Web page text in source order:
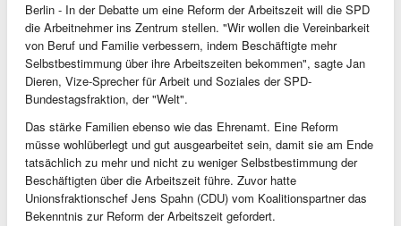
Berlin - In der Debatte um eine Reform der Arbeitszeit will die SPD
die Arbeitnehmer ins Zentrum stellen. "Wir wollen die Vereinbarkeit
von Beruf und Familie verbessern, indem Beschäftigte mehr
Selbstbestimmung über ihre Arbeitszeiten bekommen", sagte Jan
Dieren, Vize-Sprecher für Arbeit und Soziales der SPD-
Bundestagsfraktion, der "Welt".
Das stärke Familien ebenso wie das Ehrenamt. Eine Reform
müsse wohlüberlegt und gut ausgearbeitet sein, damit sie am Ende
tatsächlich zu mehr und nicht zu weniger Selbstbestimmung der
Beschäftigten über die Arbeitszeit führe. Zuvor hatte
Unionsfraktionschef Jens Spahn (CDU) vom Koalitionspartner das
Bekenntnis zur Reform der Arbeitszeit gefordert.